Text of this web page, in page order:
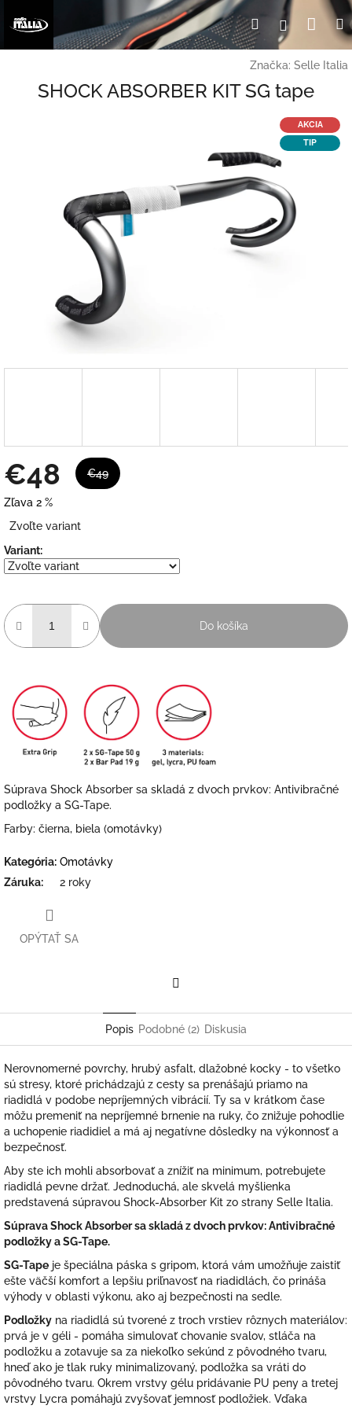
Hľadať
Značka: Selle Italia
SHOCK ABSORBER KIT SG tape
AKCIA
TIP
€48 €49
Zľava 2 %
cena:
Zvoľte variant
Variant:
Do košíka
Súprava Shock Absorber sa skladá z dvoch prvkov: Antivibračné
podložky a SG-Tape.
Farby: čierna, biela (omotávky)
Kategória: Omotávky
Záruka: 2 roky
OPÝTAŤ SA
Popis Podobné (2) Diskusia
Nerovnomerné povrchy, hrubý asfalt, dlažobné kocky - to všetko
sú stresy, ktoré prichádzajú z cesty sa prenášajú priamo na
riadidlá v podobe nepríjemných vibrácií. Ty sa v krátkom čase
môžu premeniť na nepríjemné brnenie na ruky, čo znižuje pohodlie
a uchopenie riadidiel a má aj negatívne dôsledky na výkonnosť a
bezpečnosť.
Aby ste ich mohli absorbovať a znížiť na minimum, potrebujete
riadidlá pevne držať. Jednoduchá, ale skvelá myšlienka
predstavená súpravou Shock-Absorber Kit zo strany Selle Italia.
Súprava Shock Absorber sa skladá z dvoch prvkov: Antivibračné
podložky a SG-Tape.
SG-Tape je špeciálna páska s gripom, ktorá vám umožňuje zaistiť
ešte väčší komfort a lepšiu priľnavosť na riadidlách, čo prináša
výhody v oblasti výkonu, ako aj bezpečnosti na sedle.
Podložky na riadidlá sú tvorené z troch vrstiev rôznych materiálov:
prvá je v géli - pomáha simulovať chovanie svalov, stláča na
podložku a zotavuje sa za niekoľko sekúnd z pôvodného tvaru,
hneď ako je tlak ruky minimalizovaný, podložka sa vráti do
pôvodného tvaru. Okrem vrstvy gélu pridávanie PU peny a tretej
vrstvy Lycra pomáhajú zvyšovať jemnosť podložiek. Vďaka